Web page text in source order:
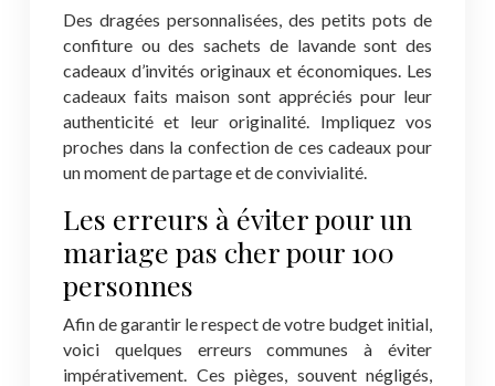
Des dragées personnalisées, des petits pots de
confiture ou des sachets de lavande sont des
cadeaux d’invités originaux et économiques. Les
cadeaux faits maison sont appréciés pour leur
authenticité et leur originalité. Impliquez vos
proches dans la confection de ces cadeaux pour
un moment de partage et de convivialité.
Les erreurs à éviter pour un
mariage pas cher pour 100
personnes
Afin de garantir le respect de votre budget initial,
voici quelques erreurs communes à éviter
impérativement. Ces pièges, souvent négligés,